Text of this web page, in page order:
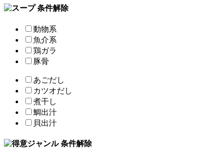
条件解除
動物系
魚介系
鶏ガラ
豚骨
あごだし
カツオだし
煮干し
鯛出汁
貝出汁
条件解除